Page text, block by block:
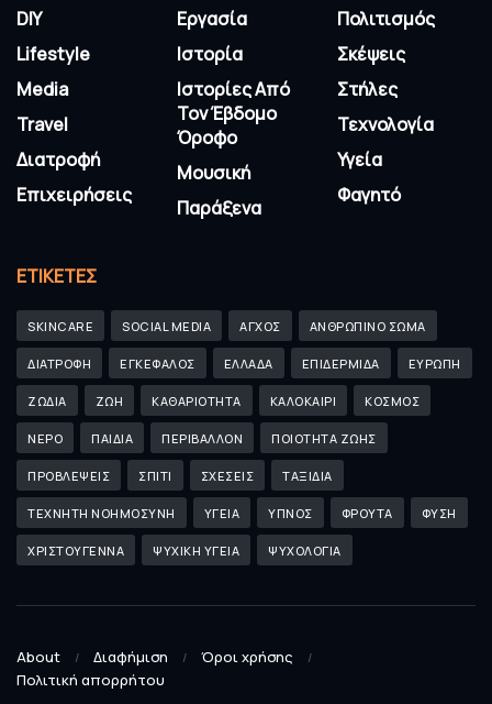
DIY
Lifestyle
Media
Travel
Διατροφή
Επιχειρήσεις
Εργασία
Ιστορία
Ιστορίες Από
Τον Έβδομο
Όροφο
Μουσική
Παράξενα
Πολιτισμός
Σκέψεις
Στήλες
Τεχνολογία
Υγεία
Φαγητό
ΕΤΙΚΈΤΕΣ
SKINCARE SOCIAL MEDIA ΑΓΧΟΣ ΑΝΘΡΩΠΙΝΟ ΣΩΜΑ
ΔΙΑΤΡΟΦΗ ΕΓΚΕΦΑΛΟΣ ΕΛΛΑΔΑ ΕΠΙΔΕΡΜΙΔΑ ΕΥΡΩΠΗ
ΖΩΔΙΑ ΖΩΗ ΚΑΘΑΡΙΟΤΗΤΑ ΚΑΛΟΚΑΙΡΙ ΚΟΣΜΟΣ
ΝΕΡΟ ΠΑΙΔΙΑ ΠΕΡΙΒΑΛΛΟΝ ΠΟΙΟΤΗΤΑ ΖΩΗΣ
ΠΡΟΒΛΕΨΕΙΣ ΣΠΙΤΙ ΣΧΕΣΕΙΣ ΤΑΞΙΔΙΑ
ΤΕΧΝΗΤΗ ΝΟΗΜΟΣΥΝΗ ΥΓΕΙΑ ΥΠΝΟΣ ΦΡΟΥΤΑ ΦΥΣΗ
ΧΡΙΣΤΟΥΓΕΝΝΑ ΨΥΧΙΚΗ ΥΓΕΙΑ ΨΥΧΟΛΟΓΙΑ
About Διαφήμιση
Όροι χρήσης
Πολιτική απορρήτου